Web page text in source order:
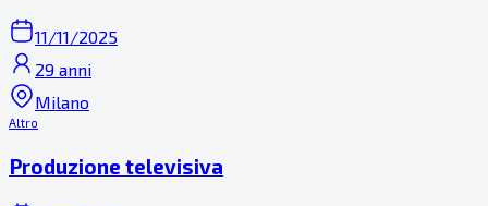
11/11/2025
29 anni
Milano
Altro
Produzione televisiva